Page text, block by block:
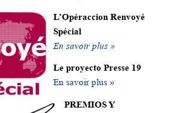
L’Opéraccion Renvoyé
Spécial
En savoir plus »
Le proyecto Presse 19
En savoir plus »
PREMIOS Y